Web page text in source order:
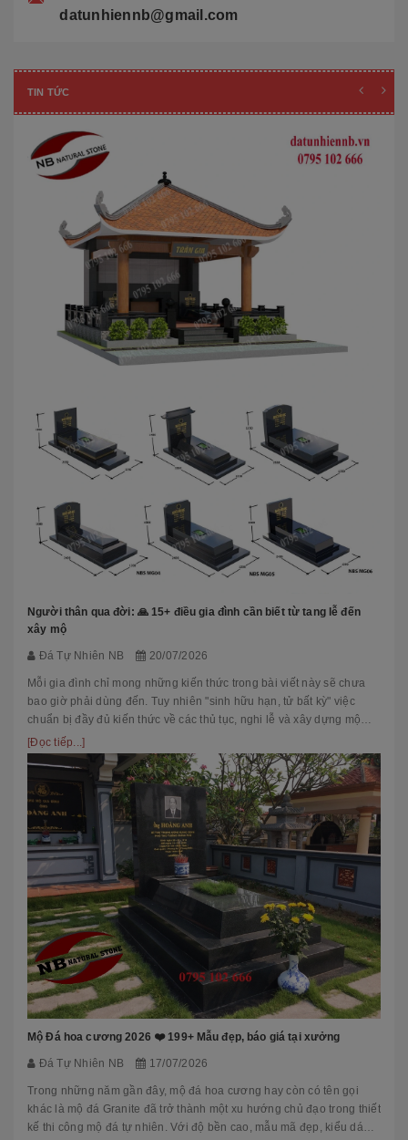
datunhiennb@gmail.com
TIN TỨC
Người thân qua đời: 🙏 15+ điều gia đình cần biết từ tang lễ đến
xây mộ
Đá Tự Nhiên NB 20/07/2026
Mỗi gia đình chỉ mong những kiến thức trong bài viết này sẽ chưa
bao giờ phải dùng đến. Tuy nhiên "sinh hữu hạn, tử bất kỳ" việc
chuẩn bị đầy đủ kiến thức về các thủ tục, nghi lễ và xây dựng mộ
phầ...
[Đọc tiếp...]
Mộ Đá hoa cương 2026 ❤️ 199+ Mẫu đẹp, báo giá tại xưởng
Đá Tự Nhiên NB 17/07/2026
Trong những năm gần đây, mộ đá hoa cương hay còn có tên gọi
khác là mộ đá Granite đã trở thành một xu hướng chủ đạo trong thiết
kế thi công mộ đá tự nhiên. Với độ bền cao, mẫu mã đẹp, kiểu dáng